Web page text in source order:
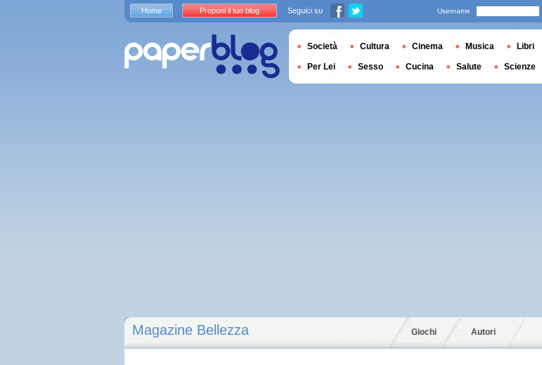
Magazine Bellezza Giochi Autori
Home Proponi il tuo blog Seguici su Username
Società Cultura Cinema Musica Libri
Per Lei Sesso Cucina Salute Scienze